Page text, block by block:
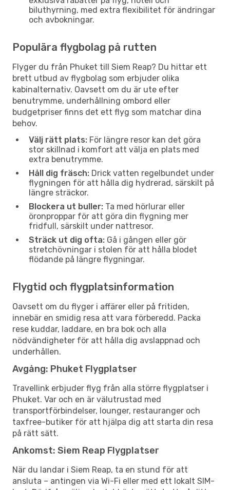
biluthyrning, med extra flexibilitet för ändringar
och avbokningar.
Populära flygbolag på rutten
Flyger du från Phuket till Siem Reap? Du hittar ett
brett utbud av flygbolag som erbjuder olika
kabinalternativ. Oavsett om du är ute efter
benutrymme, underhållning ombord eller
budgetpriser finns det ett flyg som matchar dina
behov.
Välj rätt plats: För längre resor kan det göra
stor skillnad i komfort att välja en plats med
extra benutrymme.
Håll dig fräsch: Drick vatten regelbundet under
flygningen för att hålla dig hydrerad, särskilt på
längre sträckor.
Blockera ut buller: Ta med hörlurar eller
öronproppar för att göra din flygning mer
fridfull, särskilt under nattresor.
Sträck ut dig ofta: Gå i gången eller gör
stretchövningar i stolen för att hålla blodet
flödande på längre flygningar.
Flygtid och flygplatsinformation
Oavsett om du flyger i affärer eller på fritiden,
innebär en smidig resa att vara förberedd. Packa
rese kuddar, laddare, en bra bok och alla
nödvändigheter för att hålla dig avslappnad och
underhållen.
Avgång: Phuket Flygplatser
Travellink erbjuder flyg från alla större flygplatser i
Phuket. Var och en är välutrustad med
transportförbindelser, lounger, restauranger och
taxfree-butiker för att hjälpa dig att starta din resa
på rätt sätt.
Ankomst: Siem Reap Flygplatser
När du landar i Siem Reap, ta en stund för att
ansluta – antingen via Wi-Fi eller med ett lokalt SIM-